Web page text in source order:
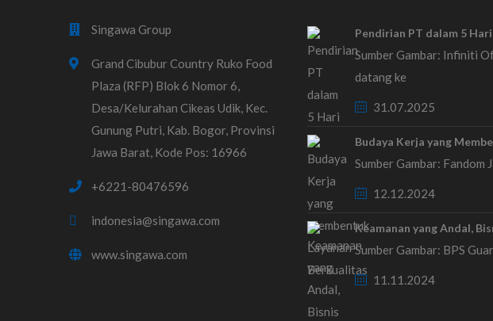
Singawa Group
Grand Cibubur Country Ruko Food
Plaza (RFP) Blok 6 Nomor 6,
Desa/Kelurahan Cikeas Udik, Kec.
Gunung Putri, Kab. Bogor, Provinsi
Jawa Barat, Kode Pos: 16966
+6221-80476596
indonesia@singawa.com
www.singawa.com
Pendirian PT dalam 5 Hari
Sumber Gambar: Infiniti
datang ke
31.07.2025
Budaya Kerja yang
Sumber Gambar:
12.12.2024
Keamanan yang Andal,
Sumber Gambar: BPS
11.11.2024